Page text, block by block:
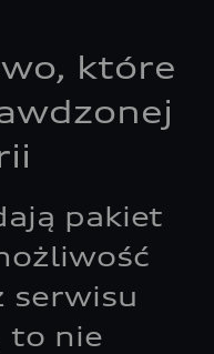
które
pakiet
serwisu
to nie